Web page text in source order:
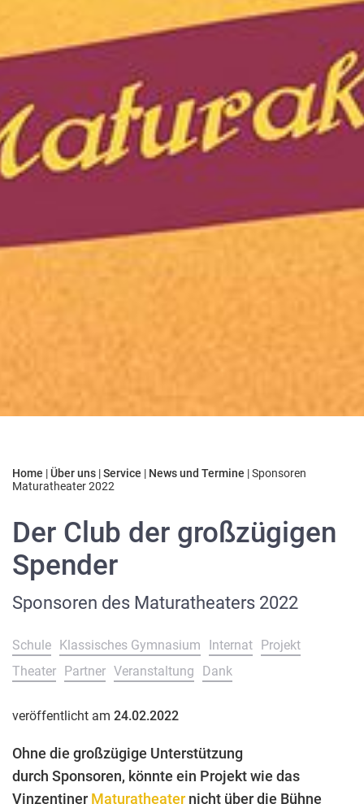
Home |Über uns |Service | News und Termine |Sponsoren
Maturatheater 2022
Der Club der großzügigen
Spender
Sponsoren des Maturatheaters 2022
Schule Klassisches Gymnasium Internat
Projekt
Theater
Partner Veranstaltung Dank
veröffentlicht am 24.02.2022
Ohne die großzügige Unterstützung
durch Sponsoren, könnte ein Projekt wie das
Vinzentiner Maturatheater nicht über die Bühne